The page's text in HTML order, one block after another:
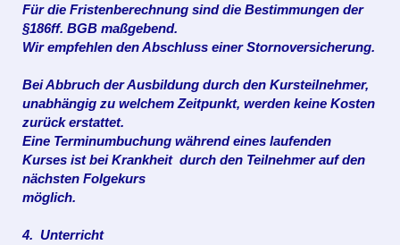
Für die Fristenberechnung sind die Bestimmungen der
§186ff. BGB maßgebend.
Wir empfehlen den Abschluss einer Stornoversicherung.
Bei Abbruch der Ausbildung durch den Kursteilnehmer,
unabhängig zu welchem Zeitpunkt, werden keine Kosten
zurück erstattet.
Eine Terminumbuchung während eines laufenden
Kurses ist bei Krankheit durch den Teilnehmer auf den
nächsten Folgekurs
möglich.
4. Unterricht